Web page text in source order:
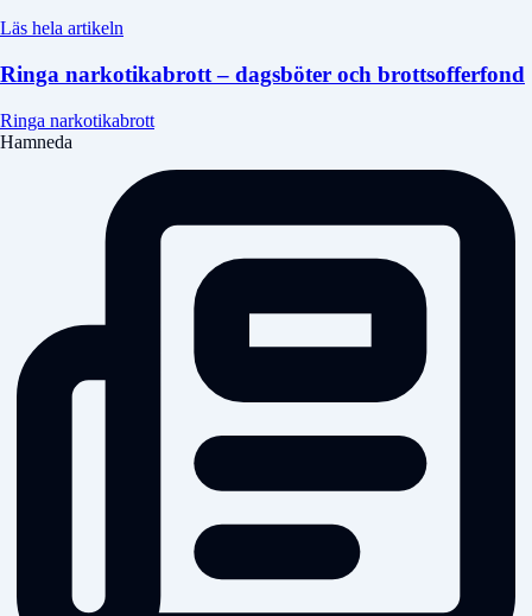
Läs hela artikeln
Ringa narkotikabrott – dagsböter och brottsofferfond
Ringa narkotikabrott
Hamneda